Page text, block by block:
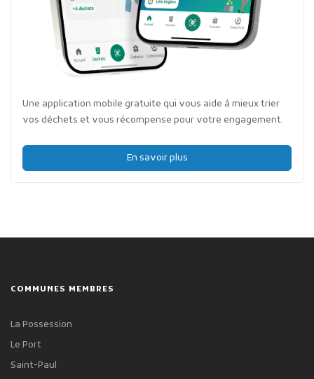
Une application mobile gratuite qui vous aide à mieux trier
vos déchets et vous récompense pour votre engagement.
En savoir plus
COMMUNES MEMBRES
La Possession
Le Port
Saint-Paul